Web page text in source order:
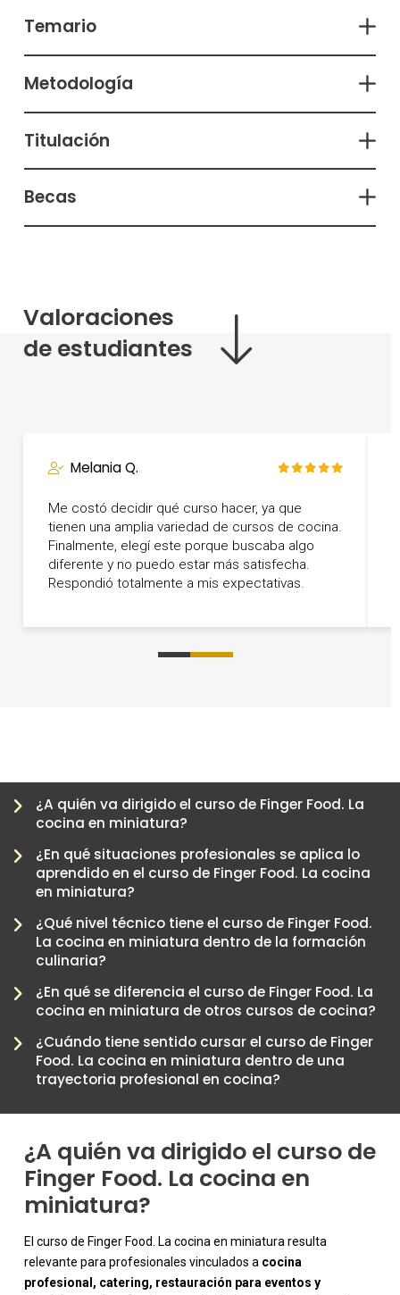
Temario
Metodología
Titulación
Becas
Valoraciones
de estudiantes
Melania Q.
Me costó decidir qué curso hacer, ya que
tienen una amplia variedad de cursos de cocina.
Finalmente, elegí este porque buscaba algo
diferente y no puedo estar más satisfecha.
Respondió totalmente a mis expectativas.
0 1 2 3 4
¿A quién va dirigido el curso de Finger Food. La
cocina en miniatura?
¿En qué situaciones profesionales se aplica lo
aprendido en el curso de Finger Food. La cocina
en miniatura?
¿Qué nivel técnico tiene el curso de Finger Food.
La cocina en miniatura dentro de la formación
culinaria?
¿En qué se diferencia el curso de Finger Food. La
cocina en miniatura de otros cursos de cocina?
¿Cuándo tiene sentido cursar el curso de Finger
Food. La cocina en miniatura dentro de una
trayectoria profesional en cocina?
¿A quién va dirigido el curso de
Finger Food. La cocina en
miniatura?
El curso de Finger Food. La cocina en miniatura resulta
relevante para profesionales vinculados a cocina
profesional, catering, restauración para eventos y